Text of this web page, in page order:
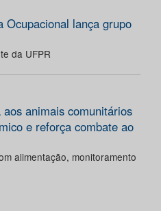
Ocupacional lança grupo
da UFPR
animais comunitários
e reforça combate ao
alimentação, monitoramento